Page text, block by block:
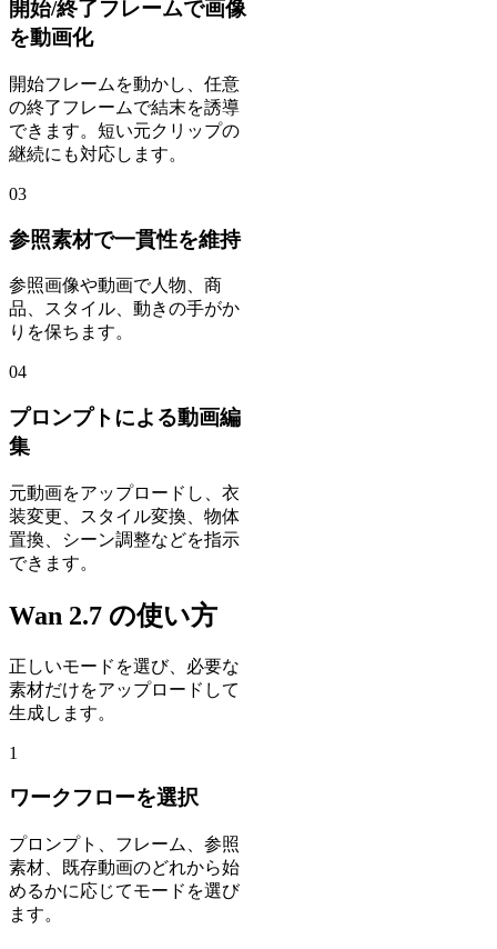
開始/終了フレームで画像
を動画化
開始フレームを動かし、任意
の終了フレームで結末を誘導
できます。短い元クリップの
継続にも対応します。
03
参照素材で一貫性を維持
参照画像や動画で人物、商
品、スタイル、動きの手がか
りを保ちます。
04
プロンプトによる動画編
集
元動画をアップロードし、衣
装変更、スタイル変換、物体
置換、シーン調整などを指示
できます。
Wan 2.7 の使い方
正しいモードを選び、必要な
素材だけをアップロードして
生成します。
1
ワークフローを選択
プロンプト、フレーム、参照
素材、既存動画のどれから始
めるかに応じてモードを選び
ます。